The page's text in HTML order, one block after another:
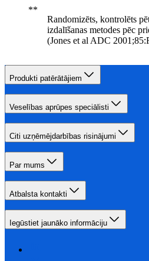
Randomizēts, kontrolēts
izdalīšanas metodes pēc
(Jones et al ADC
Produkti patērātājiem
Veselības aprūpes speciālisti
Citi uzņēmējdarbības risinājumi
Par mums
Atbalsta kontakti
Iegūstiet jaunāko informāciju